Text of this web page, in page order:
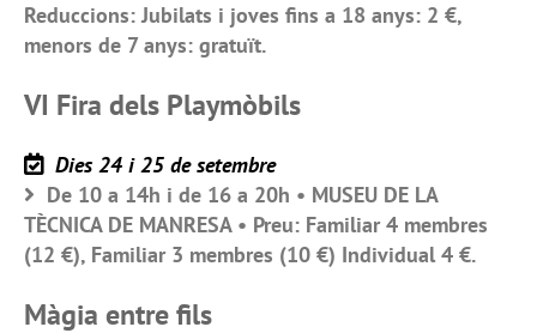
Reduccions: Jubilats i joves fins a 18 anys: 2 €,
menors de 7 anys: gratuït.
VI Fira dels Playmòbils
Dies 24 i 25 de setembre
De 10 a 14h i de 16 a 20h • MUSEU DE LA
TÈCNICA DE MANRESA • Preu: Familiar 4 membres
(12 €), Familiar 3 membres (10 €) Individual 4 €.
Màgia entre fils